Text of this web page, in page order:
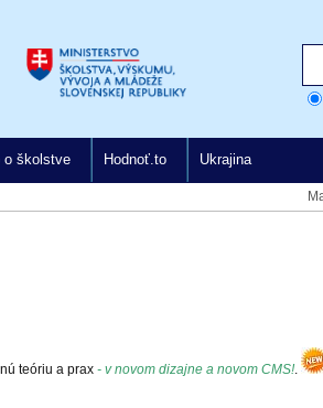
o školstve Hodnoť.to Ukrajina
teóriu a prax - v novom dizajne a novom CMS!.